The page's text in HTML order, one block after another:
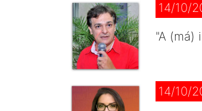
14/10/
"A (má)
14/10/